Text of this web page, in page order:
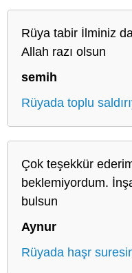
Rüya tabir İlminiz
Allah razı olsun
semih
Rüyada toplu
Çok teşekkür
beklemiyordum.
bulsun
Aynur
Rüyada haşr